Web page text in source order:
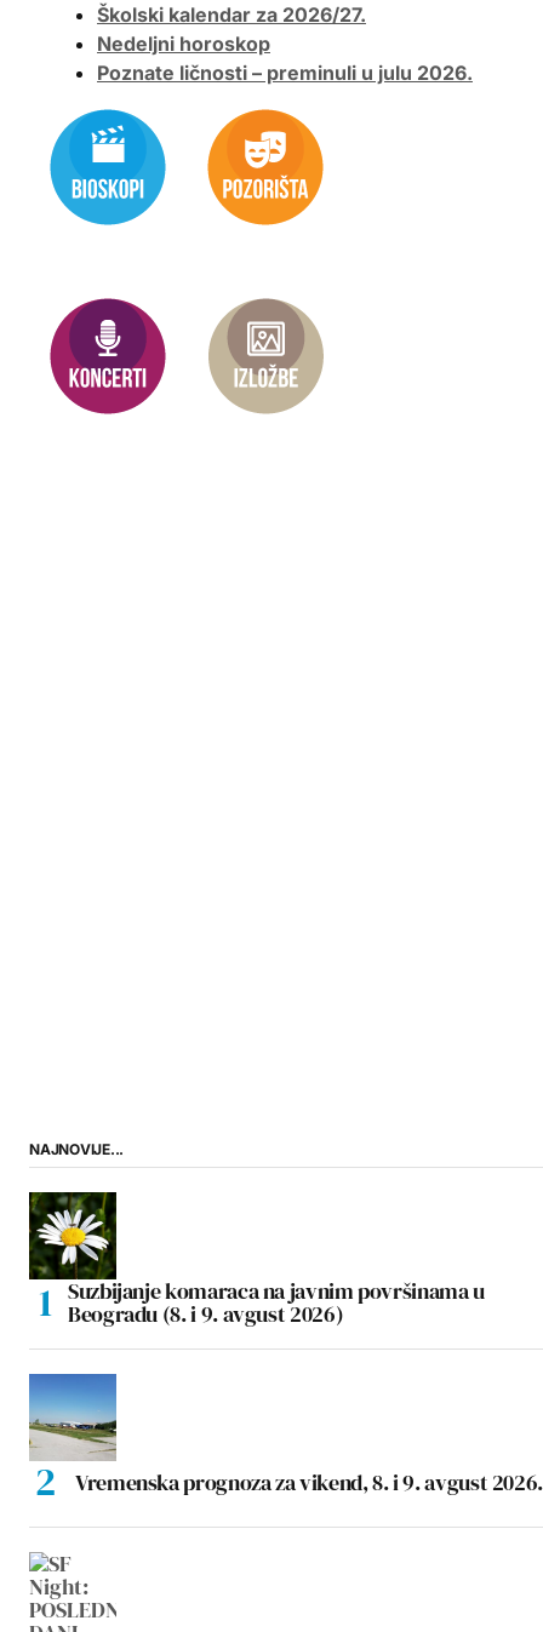
Školski kalendar za 2026/27.
Nedeljni horoskop
Poznate ličnosti – preminuli u julu 2026.
NAJNOVIJE...
Suzbijanje komaraca na javnim površinama u
Beogradu (8. i 9. avgust 2026)
Vremenska prognoza za vikend, 8. i 9. avgust 2026.